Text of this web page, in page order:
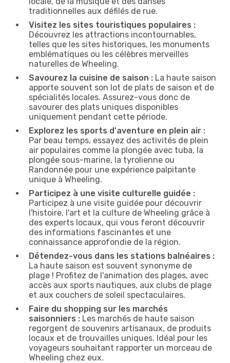
traditionnelles aux défilés de rue.
Visitez les sites touristiques populaires :
Découvrez les attractions incontournables,
telles que les sites historiques, les monuments
emblématiques ou les célèbres merveilles
naturelles de Wheeling.
Savourez la cuisine de saison : La haute saison
apporte souvent son lot de plats de saison et de
spécialités locales. Assurez-vous donc de
savourer des plats uniques disponibles
uniquement pendant cette période.
Explorez les sports d'aventure en plein air :
Par beau temps, essayez des activités de plein
air populaires comme la plongée avec tuba, la
plongée sous-marine, la tyrolienne ou
Randonnée pour une expérience palpitante
unique à Wheeling.
Participez à une visite culturelle guidée :
Participez à une visite guidée pour découvrir
l'histoire, l'art et la culture de Wheeling grâce à
des experts locaux, qui vous feront découvrir
des informations fascinantes et une
connaissance approfondie de la région.
Détendez-vous dans les stations balnéaires :
La haute saison est souvent synonyme de
plage ! Profitez de l'animation des plages, avec
accès aux sports nautiques, aux clubs de plage
et aux couchers de soleil spectaculaires.
Faire du shopping sur les marchés
saisonniers : Les marchés de haute saison
regorgent de souvenirs artisanaux, de produits
locaux et de trouvailles uniques. Idéal pour les
voyageurs souhaitant rapporter un morceau de
Wheeling chez eux.